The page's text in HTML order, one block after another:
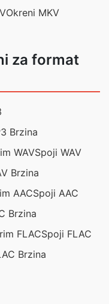
Okreni MKV
za format
Brzina
WAVSpoji WAV
Brzina
AACSpoji AAC
Brzina
FLACSpoji FLAC
Brzina